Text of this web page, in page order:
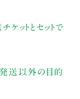
ケットとセットで
発送以外の目的